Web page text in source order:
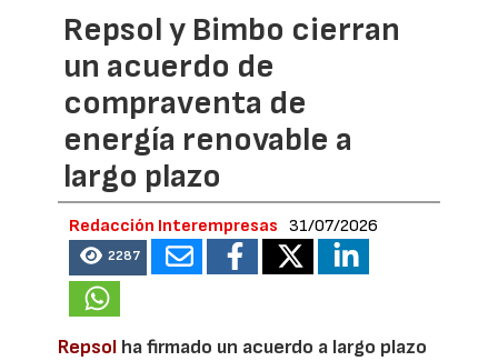
Repsol y Bimbo cierran
un acuerdo de
compraventa de
energía renovable a
largo plazo
Redacción Interempresas 31/07/2026
2287
Repsol ha firmado un acuerdo a largo plazo